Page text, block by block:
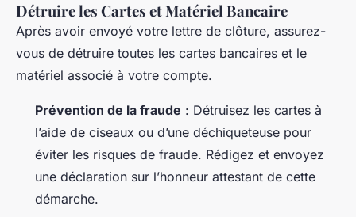
Détruire les Cartes et Matériel Bancaire
Après avoir envoyé votre lettre de clôture, assurez-
vous de détruire toutes les cartes bancaires et le
matériel associé à votre compte.
Prévention de la fraude : Détruisez les cartes à
l’aide de ciseaux ou d’une déchiqueteuse pour
éviter les risques de fraude. Rédigez et envoyez
une déclaration sur l’honneur attestant de cette
démarche.